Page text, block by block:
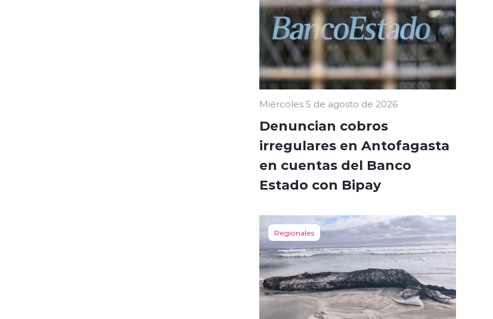
Miércoles 5 de agosto de 2026
Denuncian cobros
irregulares en Antofagasta
en cuentas del Banco
Estado con Bipay
Regionales